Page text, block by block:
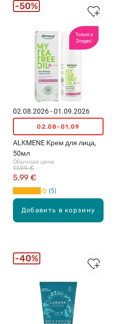
Только в
Drogas!
Добавить в корзину
02.08.2026 - 01.09.2026
02.08-01.09
ALKMENE Kрем для лица,
50мл
Обычная цена
5,99 €
11,99 €
5
50%
40%